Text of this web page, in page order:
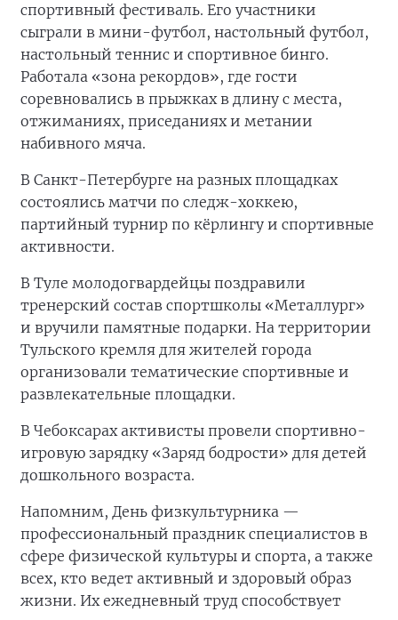
спортивный фестиваль. Его участники
сыграли в мини-футбол, настольный футбол,
настольный теннис и спортивное бинго.
Работала «зона рекордов», где гости
соревновались в прыжках в длину с места,
отжиманиях, приседаниях и метании
набивного мяча.
В Санкт-Петербурге на разных площадках
состоялись матчи по следж-хоккею,
партийный турнир по кёрлингу и спортивные
активности.
В Туле молодогвардейцы поздравили
тренерский состав спортшколы «Металлург»
и вручили памятные подарки. На территории
Тульского кремля для жителей города
организовали тематические спортивные и
развлекательные площадки.
В Чебоксарах активисты провели спортивно-
игровую зарядку «Заряд бодрости» для детей
дошкольного возраста.
Напомним, День физкультурника —
профессиональный праздник специалистов в
сфере физической культуры и спорта, а также
всех, кто ведет активный и здоровый образ
жизни. Их ежедневный труд способствует